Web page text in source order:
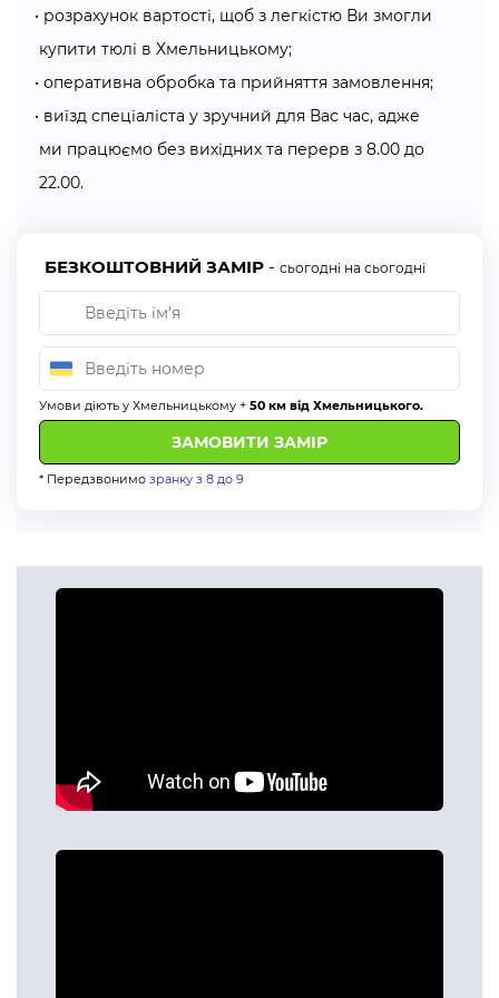
зростає в сім’ях де маленькі діти або є алергіки. Саме за
поширених ЛОС, а також альдегіди та формальдегіди,
що знаходяться в повітрі. Одне з найкращих Ваших
рішень — купити тюль в Хмельницькому.
«Алсер» співпрацює з французьким виробником
найніжніші хвилясті тканини, які в Європі називають
«дитяче тіло»;
тканини «під натуральну бавовну».
Як правильно зробити заміри?
до підлоги (потрібно відняти 1-2 см).
буде тюль, до підвіконня чи підлоги, залежно від
розрахунок вартості, щоб з легкістю Ви змогли
купити тюлі в Хмельницькому;
оперативна обробка та прийняття замовлення;
виїзд спеціаліста у зручний для Вас час, адже
ми працюємо без вихідних та перерв з 8.00 до
22.00.
БЕЗКОШТОВНИЙ ЗАМІР - сьогодні на сьогодні
Умови діють у Хмельницькому + 50 км від Хмельницького.
* Передзвонимо зранку з 8 до 9